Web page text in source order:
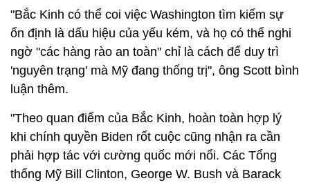
"Bắc Kinh có thể coi việc Washington tìm kiếm sự
ổn định là dấu hiệu của yếu kém, và họ có thể nghi
ngờ "các hàng rào an toàn" chỉ là cách để duy trì
'nguyên trạng' mà Mỹ đang thống trị", ông Scott bình
luận thêm.
"Theo quan điểm của Bắc Kinh, hoàn toàn hợp lý
khi chính quyền Biden rốt cuộc cũng nhận ra cần
phải hợp tác với cường quốc mới nổi. Các Tổng
thống Mỹ Bill Clinton, George W. Bush và Barack